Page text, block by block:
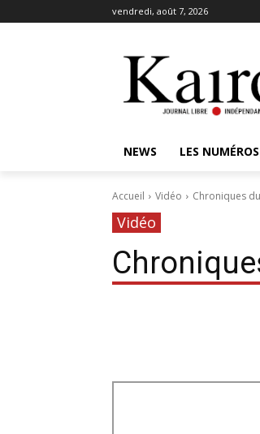
vendredi, août 7, 2026
NEWS LES NUMÉROS
Accueil Vidéo Chroniques
Vidéo